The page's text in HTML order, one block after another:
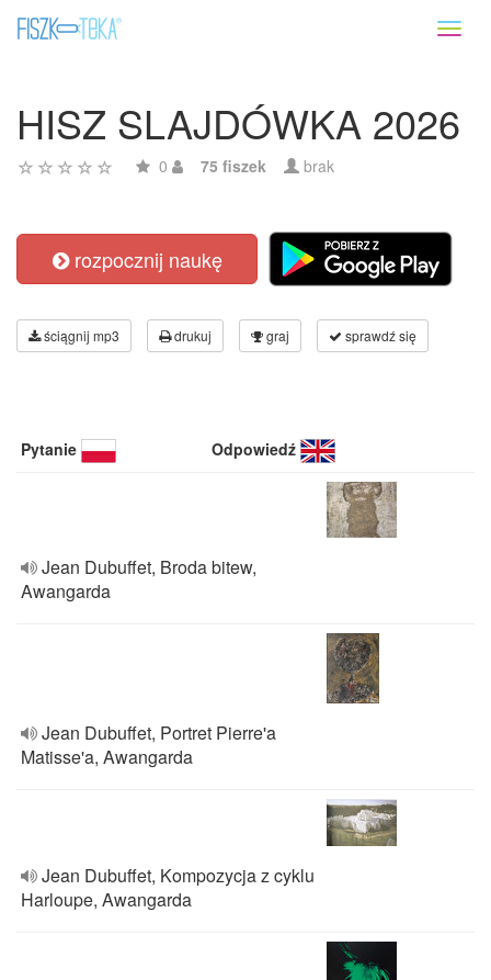
HISZ SLAJDÓWKA 2026
0 75 fiszek brak
rozpocznij naukę
ściągnij mp3 drukuj graj sprawdź się
Pytanie Odpowiedź
Jean Dubuffet, Broda bitew,
Awangarda
Jean Dubuffet, Portret Pierre'a
Matisse'a, Awangarda
Jean Dubuffet, Kompozycja z cyklu
Harloupe, Awangarda